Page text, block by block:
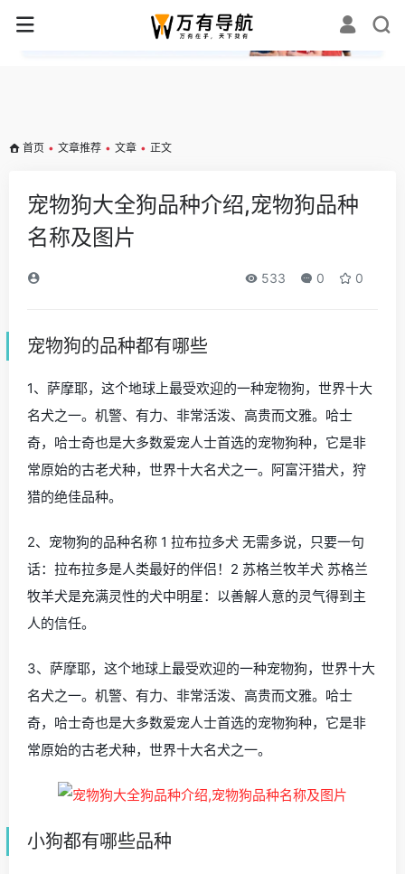
✕
首页 • 文章推荐 • 文章 • 正文
宠物狗大全狗品种介绍,宠物狗品种
名称及图片
533 0 0
宠物狗的品种都有哪些
1、萨摩耶，这个地球上最受欢迎的一种宠物狗，世界十大
名犬之一。机警、有力、非常活泼、高贵而文雅。哈士
奇，哈士奇也是大多数爱宠人士首选的宠物狗种，它是非
常原始的古老犬种，世界十大名犬之一。阿富汗猎犬，狩
猎的绝佳品种。
2、宠物狗的品种名称 1 拉布拉多犬 无需多说，只要一句
话：拉布拉多是人类最好的伴侣！2 苏格兰牧羊犬 苏格兰
牧羊犬是充满灵性的犬中明星：以善解人意的灵气得到主
人的信任。
3、萨摩耶，这个地球上最受欢迎的一种宠物狗，世界十大
名犬之一。机警、有力、非常活泼、高贵而文雅。哈士
奇，哈士奇也是大多数爱宠人士首选的宠物狗种，它是非
常原始的古老犬种，世界十大名犬之一。
小狗都有哪些品种